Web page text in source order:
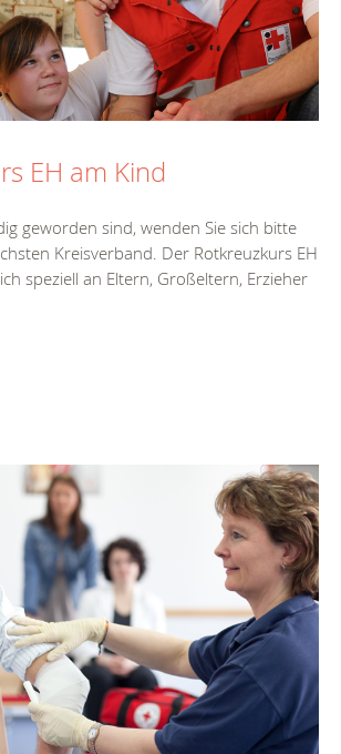
EH am Kind
geworden sind, wenden Sie sich bitte
Kreisverband. Der Rotkreuzkurs EH
speziell an Eltern, Großeltern, Erzieher